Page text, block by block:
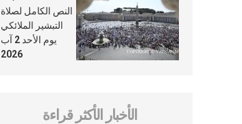
تغيب عنّا أبدًا
النص الكامل لصلاة
التبشير الملائكي
يوم الأحد 2 آب
2026
الأخبار الأكثر قراءة